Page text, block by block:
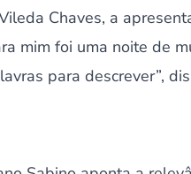
Chaves, a
mim foi uma noite de
para descrever”,